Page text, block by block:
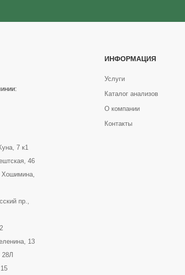
7 к1
46
пр.,
13
28Л
ИНФОРМАЦИЯ
Услуги
Каталог анализов
О компании
Контакты